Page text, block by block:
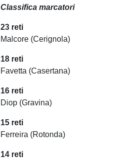
Classifica marcatori
23 reti
Malcore (Cerignola)
18 reti
Favetta (Casertana)
16 reti
Diop (Gravina)
15 reti
Ferreira (Rotonda)
14 reti